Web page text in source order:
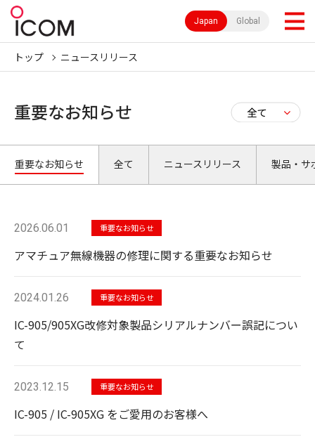
Japan Global
トップ ニュースリリース
重要なお知らせ
全て
重要なお知らせ ニュースリリース 製品・サ
2026.06.01 重要なお知らせ
アマチュア無線機器の修理に関する重要なお知らせ
2024.01.26 重要なお知らせ
IC-905/905XG改修対象製品シリアルナンバー誤記につい
て
2023.12.15 重要なお知らせ
IC-905 / IC-905XG をご愛用のお客様へ